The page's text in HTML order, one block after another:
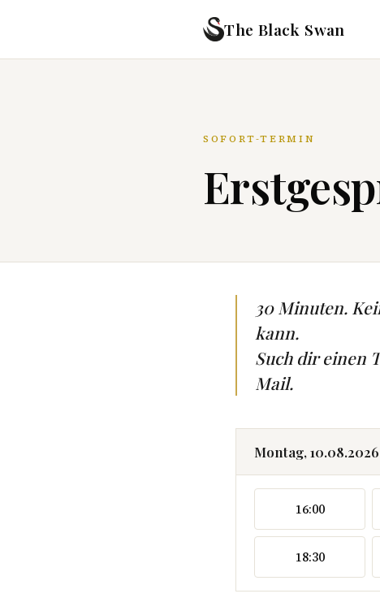
The Black Swan
SOFORT-TERMIN
30 Minuten.
kann.
Such dir einen
Mail.
Montag, 10.08.2026
16:00
18:30